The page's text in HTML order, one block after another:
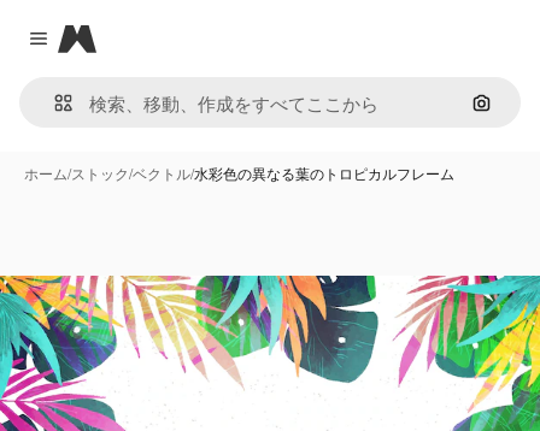
Close menu
Magnific
画像で
ホーム/ストック/ベクトル/水彩色の異なる葉のトロピカルフレーム